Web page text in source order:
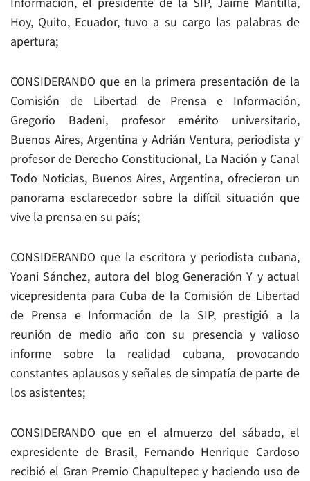
Hoy, Quito, Ecuador, tuvo a su cargo las palabras de
apertura;
CONSIDERANDO que en la primera presentación de la
Comisión de Libertad de Prensa e Información,
Gregorio Badeni, profesor emérito universitario,
Buenos Aires, Argentina y Adrián Ventura, periodista y
profesor de Derecho Constitucional, La Nación y Canal
Todo Noticias, Buenos Aires, Argentina, ofrecieron un
panorama esclarecedor sobre la difícil situación que
vive la prensa en su país;
CONSIDERANDO que la escritora y periodista cubana,
Yoani Sánchez, autora del blog Generación Y y actual
vicepresidenta para Cuba de la Comisión de Libertad
de Prensa e Información de la SIP, prestigió a la
reunión de medio año con su presencia y valioso
informe sobre la realidad cubana, provocando
constantes aplausos y señales de simpatía de parte de
los asistentes;
CONSIDERANDO que en el almuerzo del sábado, el
expresidente de Brasil, Fernando Henrique Cardoso
recibió el Gran Premio Chapultepec y haciendo uso de